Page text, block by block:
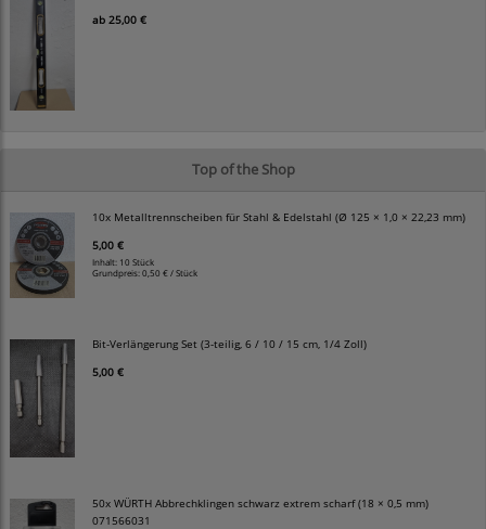
ab 25,00 €
Top of the Shop
10x Metalltrennscheiben für Stahl & Edelstahl (Ø 125 × 1,0 × 22,23 mm)
5,00 €
Inhalt: 10 Stück
Grundpreis:0,50 € / Stück
Bit-Verlängerung Set (3-teilig, 6 / 10 / 15 cm, 1/4 Zoll)
5,00 €
50x WÜRTH Abbrechklingen schwarz extrem scharf (18 × 0,5 mm)
071566031